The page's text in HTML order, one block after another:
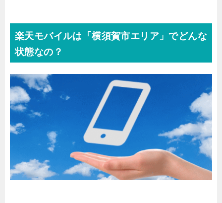
楽天モバイルは「横須賀市エリア」でどんな
状態なの？